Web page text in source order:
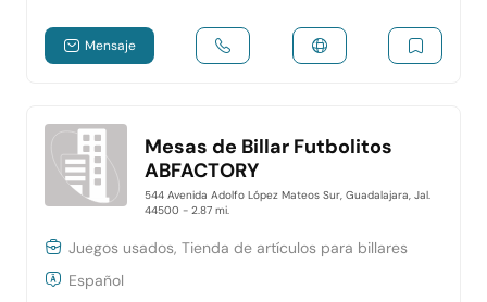
Mensaje
Mesas de Billar Futbolitos
ABFACTORY
544 Avenida Adolfo López Mateos Sur, Guadalajara, Jal.
44500 - 2.87 mi.
Juegos usados, Tienda de artículos para billares
Español